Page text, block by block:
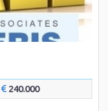
240.000